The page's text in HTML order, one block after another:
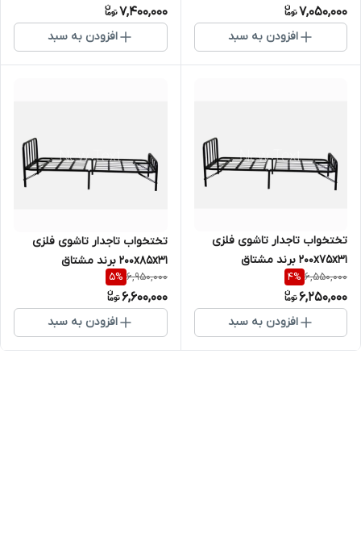
7,050,000
افزودن به سبد
7,400,000
افزودن به سبد
تختخواب تاجدار تاشوی فلزی
200x75x31 برند مشتاق
6,550,000
4%
6,250,000
افزودن به سبد
تختخواب تاجدار تاشوی فلزی
200x85x31 برند مشتاق
6,950,000
5%
6,600,000
افزودن به سبد